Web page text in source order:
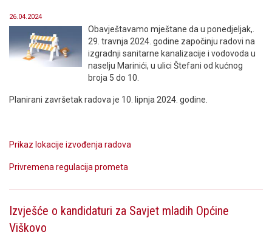
26.04.2024
Obavještavamo mještane da u ponedjeljak,.
29. travnja 2024. godine započinju radovi na
izgradnji sanitarne kanalizacije i vodovoda u
naselju Marinići, u ulici Štefani od kućnog
broja 5 do 10.
Planirani završetak radova je 10. lipnja 2024. godine.
Prikaz lokacije izvođenja radova
Privremena regulacija prometa
Izvješće o kandidaturi za Savjet mladih Općine
Viškovo